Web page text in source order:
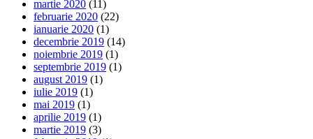
martie 2020 (11)
februarie 2020 (22)
ianuarie 2020 (1)
decembrie 2019 (14)
noiembrie 2019 (1)
septembrie 2019 (1)
august 2019 (1)
iulie 2019 (1)
mai 2019 (1)
aprilie 2019 (1)
martie 2019 (3)